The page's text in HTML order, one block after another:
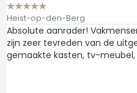
★★★★★
Heist-op-den-Berg
Absolute aanrader!
zijn zeer tevreden van de
gemaakte kasten, tv-meubel,